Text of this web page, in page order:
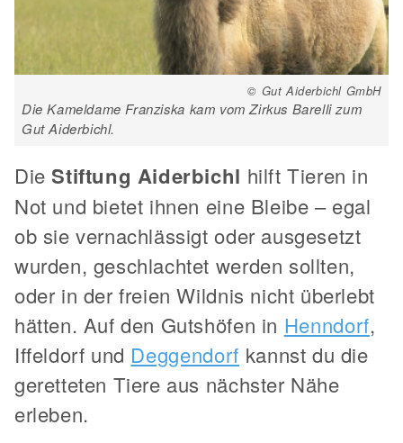
© Gut Aiderbichl GmbH
Die Kameldame Franziska kam vom Zirkus Barelli zum
Gut Aiderbichl.
Die Stiftung Aiderbichl hilft Tieren in
Not und bietet ihnen eine Bleibe – egal
ob sie vernachlässigt oder ausgesetzt
wurden, geschlachtet werden sollten,
oder in der freien Wildnis nicht überlebt
hätten. Auf den Gutshöfen in Henndorf,
Iffeldorf und Deggendorf kannst du die
geretteten Tiere aus nächster Nähe
erleben.